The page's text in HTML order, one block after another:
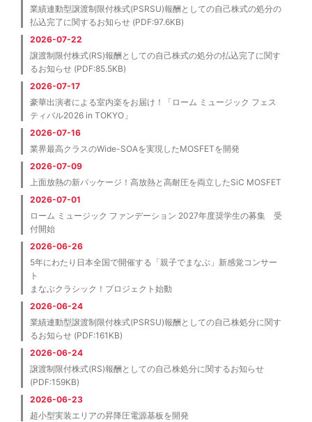
業績連動型譲渡制限付株式(PSRSU)報酬としての自己株式の処分の
払込完了に関するお知らせ (PDF:97.6KB)
2026-07-22
譲渡制限付株式(RS)報酬としての自己株式の処分の払込完了に関す
るお知らせ (PDF:85.5KB)
2026-07-17
豪華出演者による室内楽をお届け！「ローム ミュージック フェス
ティバル2026 in TOKYO」
2026-07-16
業界最高クラスのWide-SOAを実現したMOSFETを開発
2026-07-09
上面放熱の新パッケージ！高放熱と高耐圧を両立したSiC MOSFET
2026-07-01
ローム ミュージック ファンデーション 2027年度奨学生の募集 受
付開始
2026-06-26
5年にわたり日本全国で開催する「親子でまなぶ」新感覚コンサー
ト
まなぶクラシック！プロジェクト始動
2026-06-24
業績連動型譲渡制限付株式(PSRSU)報酬としての自己株処分に関す
るお知らせ (PDF:161KB)
2026-06-24
譲渡制限付株式(RS)報酬としての自己株処分に関するお知らせ
(PDF:159KB)
2026-06-23
超小型実装エリアの昇降圧電源基板を開発